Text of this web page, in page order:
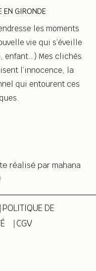
EN GIRONDE
les moments
vie qui s’éveille
enfant…) Mes clichés
l’innocence, la
qui entourent ces
réalisé par mahana
POLITIQUE DE
⎹ CGV